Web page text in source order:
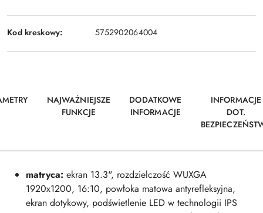
Kod kreskowy: 5752902064004
NAJWAŻNIEJSZE
FUNKCJE
DODATKOWE
INFORMACJE
INFORMACJE
DOT.
matryca: ekran 13.3", rozdzielczość WUXGA
1920x1200, 16:10, powłoka matowa antyrefleksyjna,
ekran dotykowy, podświetlenie LED w technologii IPS